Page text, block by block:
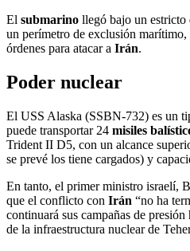
El submarino llegó bajo un estricto
un perímetro de exclusión marítimo,
órdenes para atacar a Irán.
Poder nuclear
El USS Alaska (SSBN-732) es un
puede transportar 24 misiles
Trident II D5, con un alcance
se prevé los tiene cargados) y
En tanto, el primer ministro israelí,
que el conflicto con Irán “no ha
continuará sus campañas de
de la infraestructura nuclear de